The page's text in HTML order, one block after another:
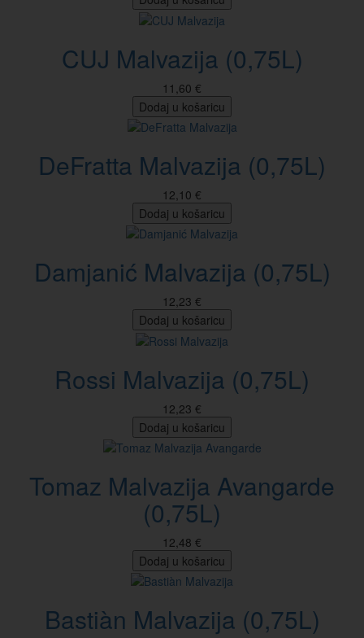
CUJ Malvazija (0,75L)
11,60 €
Dodaj u košaricu
DeFratta Malvazija (0,75L)
12,10 €
Dodaj u košaricu
Damjanić Malvazija (0,75L)
12,23 €
Dodaj u košaricu
Rossi Malvazija (0,75L)
12,23 €
Dodaj u košaricu
Tomaz Malvazija Avangarde
(0,75L)
12,48 €
Dodaj u košaricu
Bastiàn Malvazija (0,75L)